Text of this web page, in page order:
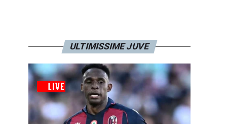
ULTIMISSIME JUVE